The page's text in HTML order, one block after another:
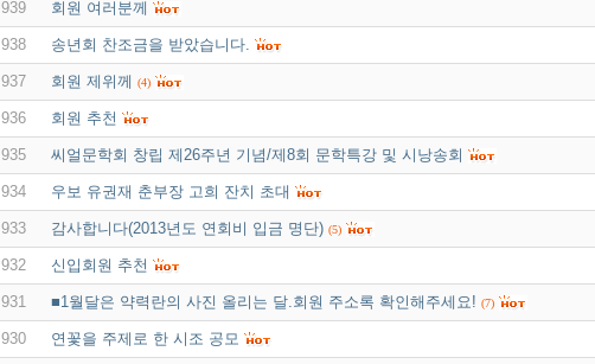
939 회원 여러분께
938 송년회 찬조금을 받았습니다.
937 회원 제위께 (4)
936 회원 추천
935 씨얼문학회 창립 제26주년 기념/제8회 문학특강 및 시낭송회
934 우보 유권재 춘부장 고희 잔치 초대
933 감사합니다(2013년도 연회비 입금 명단) (5)
932 신입회원 추천
931 ■1월달은 약력란의 사진 올리는 달.회원 주소록 확인해주세요! (7)
930 연꽃을 주제로 한 시조 공모